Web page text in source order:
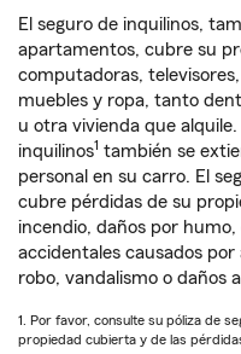
El seguro de inquilinos,
apartamentos, cubre su
computadoras,
muebles y ropa, tanto
u otra vivienda que
inquilinos1 también se
personal en su carro. El
cubre pérdidas de su
incendio, daños por
accidentales causados
robo, vandalismo o daños
1. Por favor, consulte su póliza de
propiedad cubierta y de las